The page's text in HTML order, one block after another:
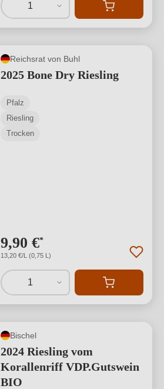
1
Reichsrat von Buhl
2025 Bone Dry Riesling
Pfalz
Riesling
Trocken
9,90 €*
13,20 €/L (0,75 L)
1
Bischel
2024 Riesling vom
Korallenriff VDP.Gutswein
BIO